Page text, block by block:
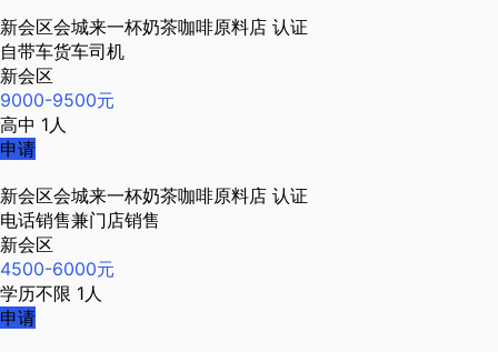
新会区会城来一杯奶茶咖啡原料店 认证
自带车货车司机
新会区
9000-9500元
高中 1人
申请
新会区会城来一杯奶茶咖啡原料店 认证
电话销售兼门店销售
新会区
4500-6000元
学历不限 1人
申请